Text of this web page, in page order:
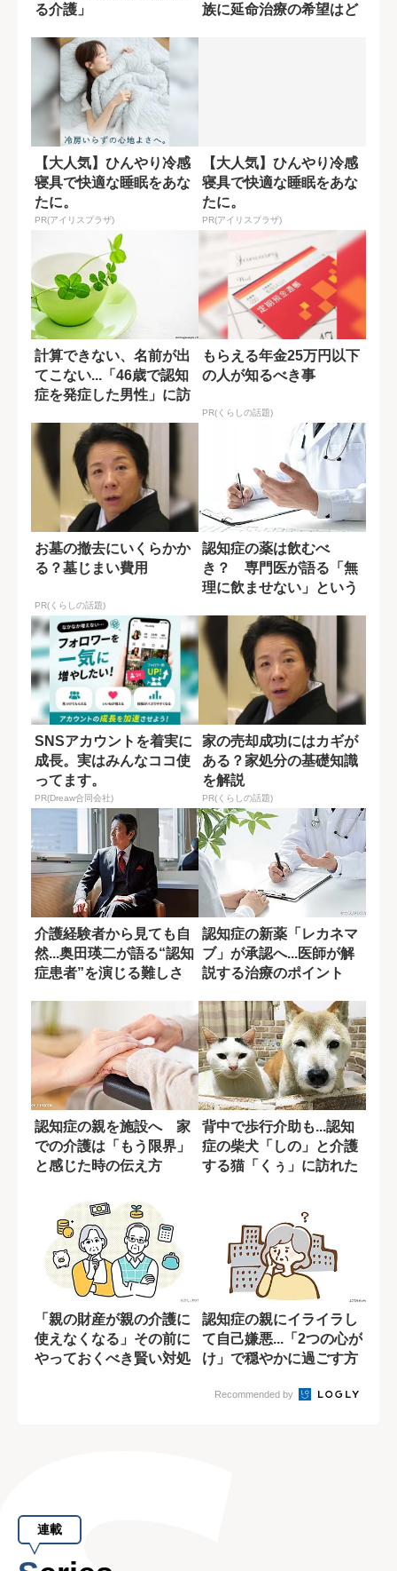
る介護」
族に延命治療の希望はど
【大人気】ひんやり冷感
寝具で快適な睡眠をあな
たに。
PR(アイリスプラザ)
【大人気】ひんやり冷感
寝具で快適な睡眠をあな
たに。
PR(アイリスプラザ)
計算できない、名前が出
てこない...「46歳で認知
症を発症した男性」に訪
もらえる年金25万円以下
の人が知るべき事
PR(くらしの話題)
お墓の撤去にいくらかか
る？墓じまい費用
PR(くらしの話題)
認知症の薬は飲むべ
き？ 専門医が語る「無
理に飲ませない」という
SNSアカウントを着実に
成長。実はみんなココ使
ってます。
PR(Dreaw合同会社)
家の売却成功にはカギが
ある？家処分の基礎知識
を解説
PR(くらしの話題)
介護経験者から見ても自
然...奥田瑛二が語る“認知
症患者”を演じる難しさ
認知症の新薬「レカネマ
ブ」が承認へ...医師が解
説する治療のポイント
認知症の親を施設へ 家
での介護は「もう限界」
と感じた時の伝え方
背中で歩行介助も...認知
症の柴犬「しの」と介護
する猫「くぅ」に訪れた
「親の財産が親の介護に
使えなくなる」その前に
やっておくべき賢い対処
認知症の親にイライラし
て自己嫌悪...「2つの心が
け」で穏やかに過ごす方
Recommended by
連載